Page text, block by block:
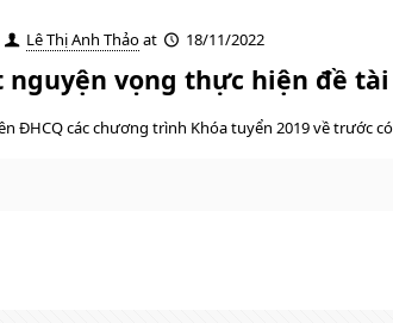
Lê Thị Anh Thảoat 18/11/2022
nguyện vọng thực hiện đề
ĐHCQ các chương trình Khóa tuyển 2019 về